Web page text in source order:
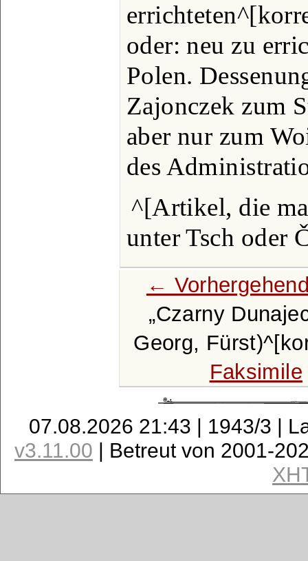
oder: neu zu
Polen.
Zajonczek zum
aber nur zum
des
^[Artikel, die
unter Tsch oder
←
Czarny
Georg,
Faksimile
07.08.2026 21:43 | 1943/3 |
v3.11.00 | Betreut von 2001-